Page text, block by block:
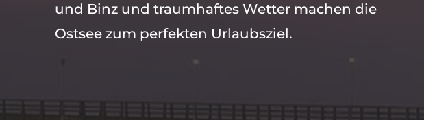
und Binz und traumhaftes Wetter machen die
Ostsee zum perfekten Urlaubsziel.